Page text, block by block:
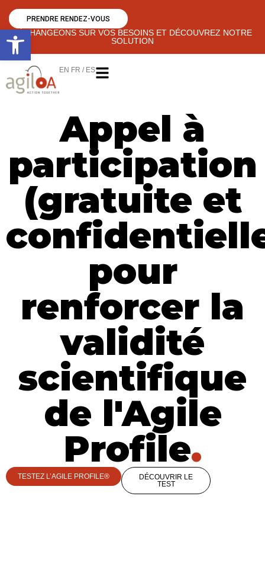
Ouvrir la barre d’outils
PRENDRE RENDEZ-VOUS
ÉCHANGEONS SUR VOS BESOINS ET DÉCOUVREZ NOTRE
SOLUTION
EN FR / ES
Appel à
participation
(gratuite et
pour
renforcer la
validité
scientifique
de l'Agile
Profile.
TESTEZ L’AGILE PROFILE®
DÉCOUVRIR LE
TEST